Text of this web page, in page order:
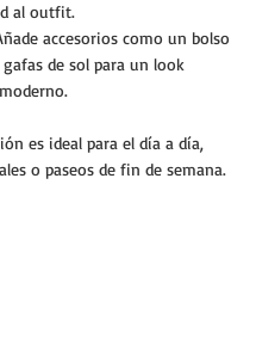
al outfit.
accesorios como un bolso
de sol para un look
es ideal para el día a día,
o paseos de fin de semana.